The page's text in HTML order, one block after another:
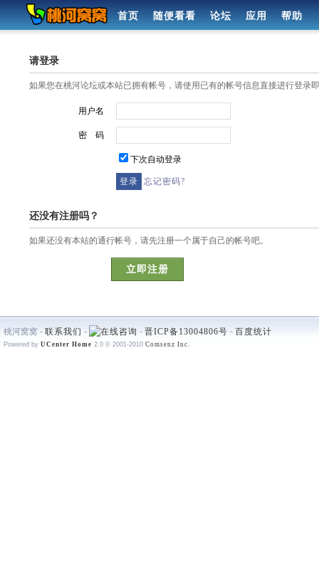
首页 随便看看 论坛 应用 帮助
请登录
如果您在桃河论坛或本站已拥有帐号，请使用已有的帐号信息直接进行登录
用户名
密 码
下次自动登录
忘记密码?
还没有注册吗？
如果还没有本站的通行帐号，请先注册一个属于自己的帐号吧。
立即注册
桃河窝窝 - 联系我们 - - 晋ICP备13004806号 - 百度统计
Powered by UCenter Home 2.0 © 2001-2010 Comsenz Inc.